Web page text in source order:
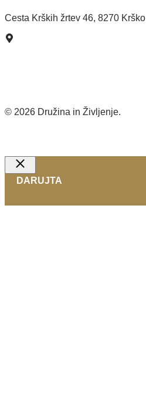
Cesta Krških žrtev 46, 8270 Krško
© 2026 Družina in Življenje.
Close
DARUJTA